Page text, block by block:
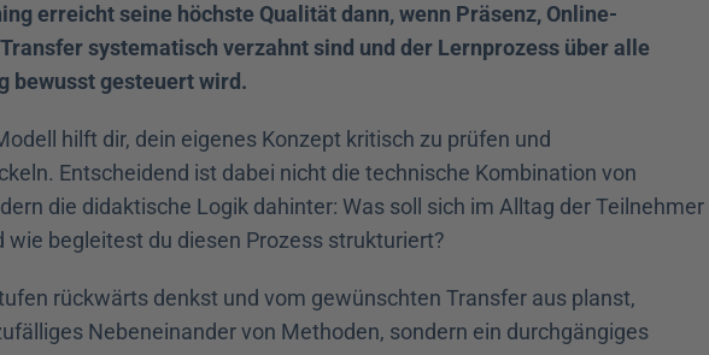
erreicht seine höchste Qualität dann, wenn Präsenz, Online-
systematisch verzahnt sind und der Lernprozess über alle
bewusst gesteuert wird.
hilft dir, dein eigenes Konzept kritisch zu prüfen und
Entscheidend ist dabei nicht die technische Kombination von
die didaktische Logik dahinter: Was soll sich im Alltag der Teilnehmer
wie begleitest du diesen Prozess strukturiert?
rückwärts denkst und vom gewünschten Transfer aus planst,
Nebeneinander von Methoden, sondern ein durchgängiges